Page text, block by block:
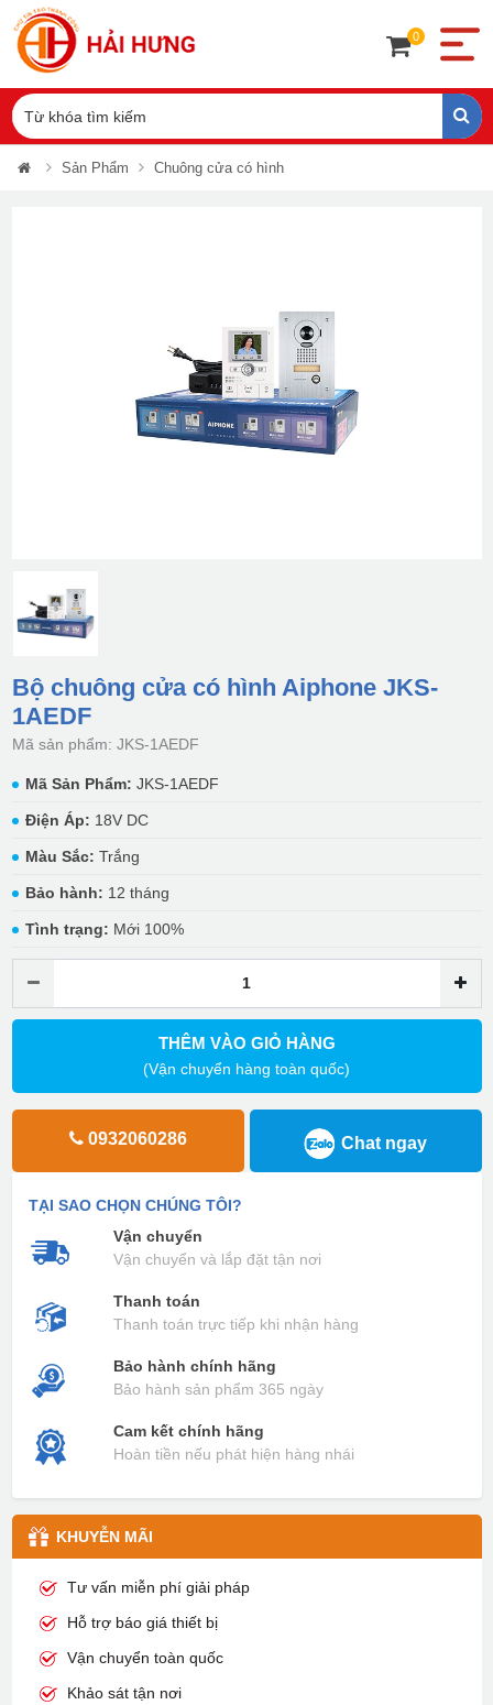
0
Sản Phẩm Chuông cửa có hình
Bộ chuông cửa có hình Aiphone JKS-
1AEDF
Mã sản phẩm: JKS-1AEDF
Mã Sản Phẩm: JKS-1AEDF
Điện Áp: 18V DC
Màu Sắc: Trắng
Bảo hành: 12 tháng
Tình trạng: Mới 100%
THÊM VÀO GIỎ HÀNG
(Vận chuyển hàng toàn quốc)
0932060286 Chat ngay
TẠI SAO CHỌN CHÚNG TÔI?
Vận chuyển
Vận chuyển và lắp đặt tận nơi
Thanh toán
Thanh toán trực tiếp khi nhận hàng
Bảo hành chính hãng
Bảo hành sản phẩm 365 ngày
Cam kết chính hãng
Hoàn tiền nếu phát hiện hàng nhái
KHUYỄN MÃI
Tư vấn miễn phí giải pháp
Hỗ trợ báo giá thiết bị
Vận chuyển toàn quốc
Khảo sát tận nơi